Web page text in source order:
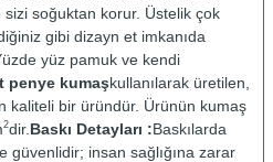
sizi soğuktan korur. Üstelik çok
gibi dizayn et imkanıda
yüz pamuk ve kendi
penye kumaşkullanılarak üretilen,
kaliteli bir üründür. Ürünün kumaş
2dir. Baskı Detayları :Baskılarda
güvenlidir; insan sağlığına zarar